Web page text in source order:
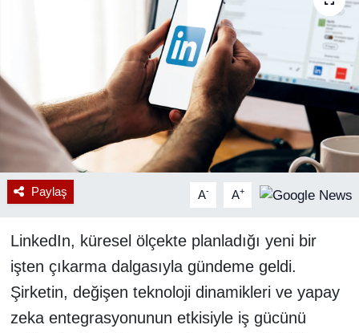
Paylaş A- A+
LinkedIn, küresel ölçekte planladığı yeni bir
işten çıkarma dalgasıyla gündeme geldi.
Şirketin, değişen teknoloji dinamikleri ve yapay
zeka entegrasyonunun etkisiyle iş gücünü